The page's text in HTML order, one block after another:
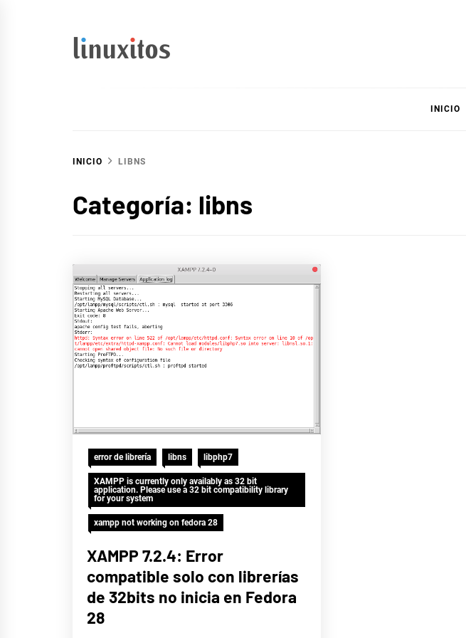
INICIO
INICIO LIBNS
Categoría: libns
error de librería libns libphp7
XAMPP is currently only availably as 32 bit
application. Please use a 32 bit compatibility library
for your system
xampp not working on fedora 28
XAMPP 7.2.4: Error
compatible solo con librerías
de 32bits no inicia en Fedora
28